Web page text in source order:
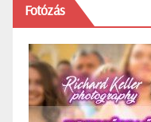
Fotózás